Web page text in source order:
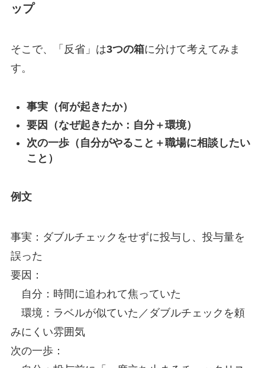
ップ
そこで、「反省」は3つの箱に分けて考えてみま
す。
事実（何が起きたか）
要因（なぜ起きたか：自分＋環境）
次の一歩（自分がやること＋職場に相談したい
こと）
例文
事実：ダブルチェックをせずに投与し、投与量を
誤った
要因：
自分：時間に追われて焦っていた
環境：ラベルが似ていた／ダブルチェックを頼
みにくい雰囲気
次の一歩：